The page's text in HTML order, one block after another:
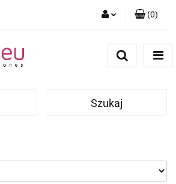
(0)
Szukaj